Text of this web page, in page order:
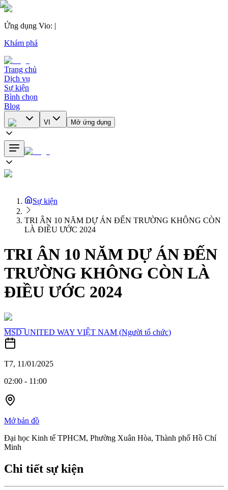
Ứng dụng Vio: |
Khám phá
Trang chủ
Dịch vụ
Sự kiện
Bình chọn
Blog
VI Mở ứng dụng
Sự kiện
TRI ÂN 10 NĂM DỰ ÁN ĐẾN TRƯỜNG KHÔNG CÒN
LÀ ĐIỀU ƯỚC 2024
TRI ÂN 10 NĂM DỰ ÁN ĐẾN
TRƯỜNG KHÔNG CÒN LÀ
ĐIỀU ƯỚC 2024
MSD UNITED WAY VIỆT NAM (Người tổ chức)
T7, 11/01/2025
02:00 - 11:00
Mở bản đồ
Đại học Kinh tế TPHCM, Phường Xuân Hòa, Thành phố Hồ Chí
Minh
Chi tiết sự kiện